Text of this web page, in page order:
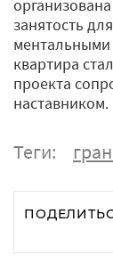
занятость
ментальными
квартира
проекта
наставником.
Теги: